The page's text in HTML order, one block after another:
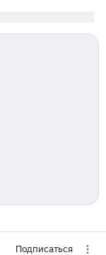
Подписаться